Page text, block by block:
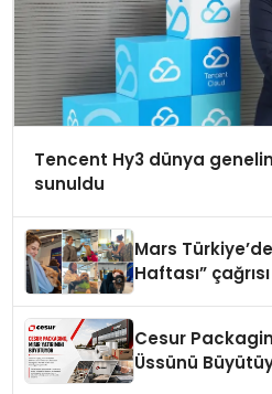
Tencent Hy3 dünya
sunuldu
Mars
Haftası” çağrısı
Cesur
Üssünü